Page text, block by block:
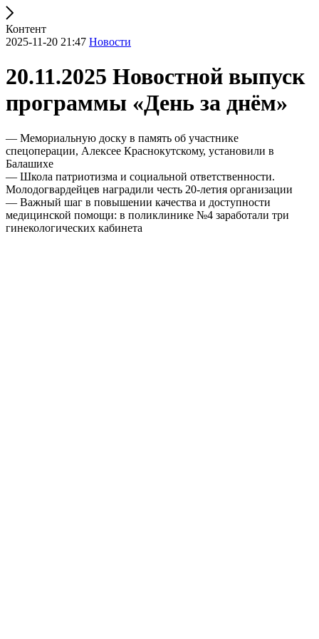
Контент
2025-11-20 21:47 Новости
20.11.2025 Новостной выпуск
программы «День за днём»
— Мемориальную доску в память об участнике
спецоперации, Алексее Краснокутскому, установили в
Балашихе
— Школа патриотизма и социальной ответственности.
Молодогвардейцев наградили честь 20-летия организации
— Важный шаг в повышении качества и доступности
медицинской помощи: в поликлинике №4 заработали три
гинекологических кабинета